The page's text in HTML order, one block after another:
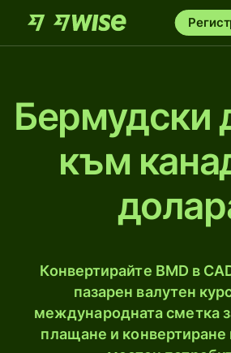
Бермудски
към
Конвертирайте BMD в
пазарен валутен
международната сметка
плащане и конвертиране